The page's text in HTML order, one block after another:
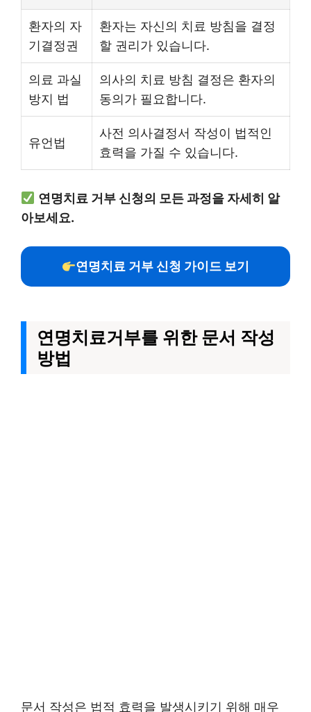
환자의 자
기결정권
환자는 자신의 치료 방침을 결정
할 권리가 있습니다.
의료 과실
방지 법
의사의 치료 방침 결정은 환자의
동의가 필요합니다.
유언법
사전 의사결정서 작성이 법적인
효력을 가질 수 있습니다.
연명치료 거부 신청의 모든 과정을 자세히 알
아보세요.
연명치료 거부 신청 가이드 보기
연명치료거부를 위한 문서 작성
방법
문서 작성은 법적 효력을 발생시키기 위해 매우